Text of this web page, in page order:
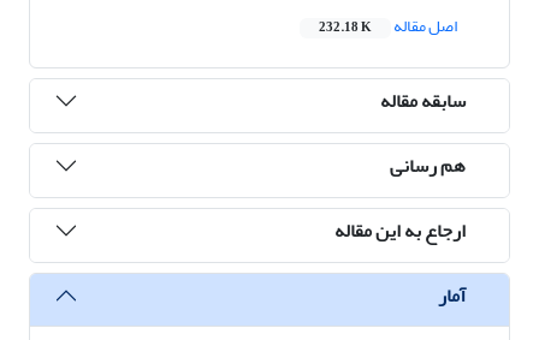
اصل مقاله
232.18 K
سابقه مقاله
هم رسانی
ارجاع به این مقاله
آمار